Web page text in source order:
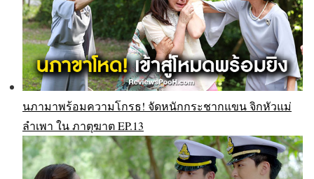
นภามาพร้อมความโกรธ! จัดหนักกระชากแขน จิกหัวแม่
ลำเพา ใน ภาตุฆาต EP.13